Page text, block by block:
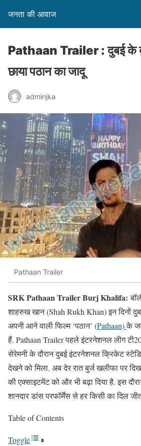
जनता की आवाज
Pathaan Trailer : दुबई के
छाया पठान का जादू
adminjka
Pathaan Trailer
SRK Pathaan Trailer Burj Khalifa:
शाहरुख खान (Shah Rukh Khan) इन दिनों
अपनी आने वाली फिल्म ‘पठान’ (Pathaan)के
हैं. Pathaan Trailer पहले इंटरनेशनल लीग
सेरेमनी के दौरान दुबई इंटरनेशनल क्रिकेट
देखने को मिला. अब देर रात बुर्ज खलीफा पर
की एक्साइटमेंट को और भी बढ़ा दिया है. इस
शानदार डांस परफॉर्मेंस से हर किसी का दिल
Table of Contents
Toggle